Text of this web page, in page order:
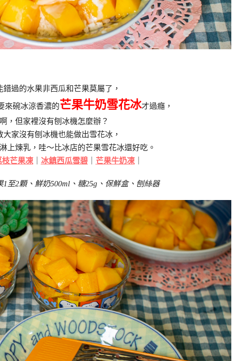
錯過的水果非西瓜和芒果莫屬了，
來碗冰涼香濃的芒果牛奶雪花冰才過癮，
，但家裡沒有刨冰機怎麼辦？
大家沒有刨冰機也能做出雪花冰，
上煉乳，哇～比冰店的芒果雪花冰還好吃。
枝芒果凍｜ 冰鎮西瓜雪碧｜ 芒果牛奶凍｜
至2顆、鮮奶500ml、糖25g、保鮮盒、刨絲器